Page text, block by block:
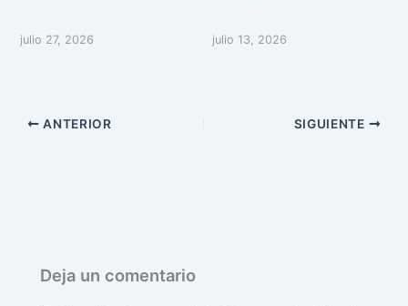
julio 27, 2026 julio 13, 2026
ANTERIOR SIGUIENTE
Deja un comentario